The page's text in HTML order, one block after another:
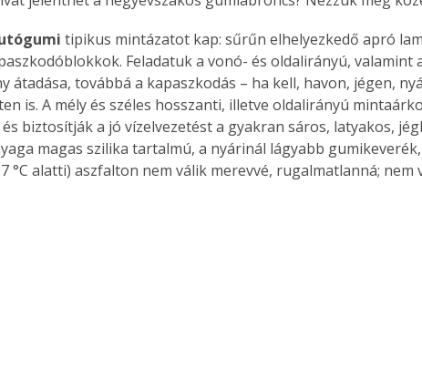
tipikus mintázatot kap: sűrűn elhelyezkedő apró
Feladatuk a vonó- és oldalirányú, valamint
átadása, továbbá a kapaszkodás – ha kell, havon, jégen,
is. A mély és széles hosszanti, illetve oldalirányú
biztosítják a jó vízelvezetést a gyakran sáros, latyakos,
magas szilika tartalmú, a nyárinál lágyabb
°C alatti) aszfalton nem válik merevvé, rugalmatlanná; nem